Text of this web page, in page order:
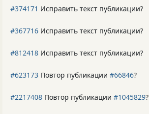
#374171 Исправить текст публикации?
#367716 Исправить текст публикации?
#812418 Исправить текст публикации?
#623173 Повтор публикации #66846?
#2217408 Повтор публикации #1045829?